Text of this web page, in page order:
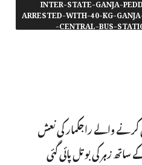
ARRESTED-WITH-40-KG-
CENTRAL-BUS-
6 ا فراد کا قتل کرنے والے راجکمار کی نعش
زہر کی بوتل پائی گئی